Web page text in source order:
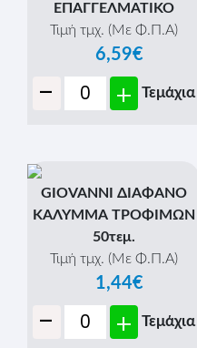
ΕΠΑΓΓΕΛΜΑΤΙΚΟ
Τιμή τμχ. (Με Φ.Π.Α)
6,59€
- + Τεμάχια
GIOVANNI ΔΙΑΦΑΝΟ
ΚΑΛΥΜΜΑ ΤΡΟΦΙΜΩΝ
50τεμ.
Τιμή τμχ. (Με Φ.Π.Α)
1,44€
- + Τεμάχια